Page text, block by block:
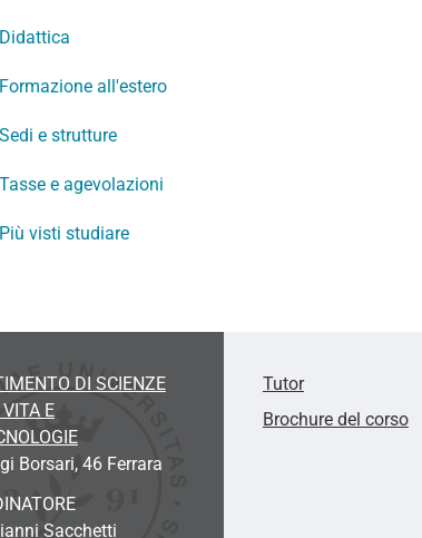
Didattica
Formazione all'estero
Sedi e strutture
Tasse e agevolazioni
Più visti studiare
DI SCIENZE
E
Borsari, 46 Ferrara
Sacchetti
Tutor
Brochure del corso